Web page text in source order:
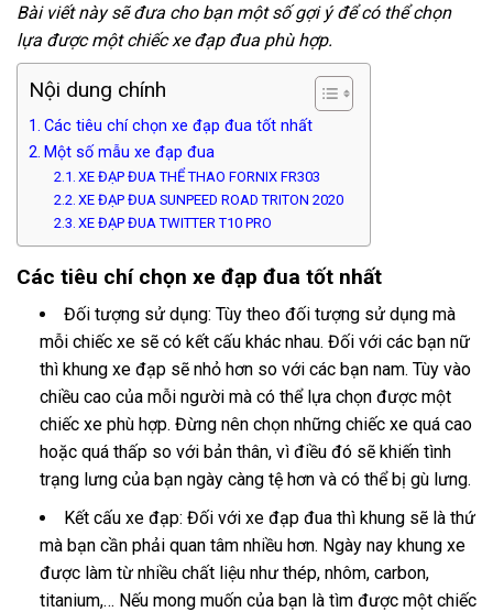
Bài viết này sẽ đưa cho bạn một số gợi ý để có thể chọn
lựa được một chiếc xe đạp đua phù hợp.
Nội dung chính
Các tiêu chí chọn xe đạp đua tốt nhất
Một số mẫu xe đạp đua
XE ĐẠP ĐUA THỂ THAO FORNIX FR303
XE ĐẠP ĐUA SUNPEED ROAD TRITON 2020
XE ĐẠP ĐUA TWITTER T10 PRO
Các tiêu chí chọn xe đạp đua tốt nhất
Đối tượng sử dụng: Tùy theo đối tượng sử dụng mà
mỗi chiếc xe sẽ có kết cấu khác nhau. Đối với các bạn nữ
thì khung xe đạp sẽ nhỏ hơn so với các bạn nam. Tùy vào
chiều cao của mỗi người mà có thể lựa chọn được một
chiếc xe phù hợp. Đừng nên chọn những chiếc xe quá cao
hoặc quá thấp so với bản thân, vì điều đó sẽ khiến tình
trạng lưng của bạn ngày càng tệ hơn và có thể bị gù lưng.
Kết cấu xe đạp: Đối với xe đạp đua thì khung sẽ là thứ
mà bạn cần phải quan tâm nhiều hơn. Ngày nay khung xe
được làm từ nhiều chất liệu như thép, nhôm, carbon,
titanium,… Nếu mong muốn của bạn là tìm được một chiếc